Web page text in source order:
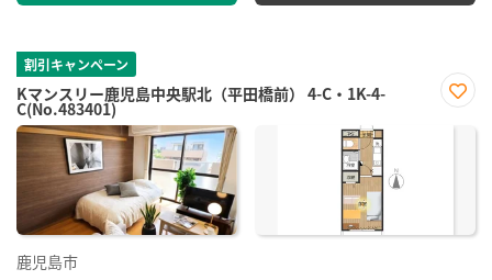
割引キャンペーン
Kマンスリー鹿児島中央駅北（平田橋前） 4-C・1K-4-
C(No.483401)
に入
鹿児島市